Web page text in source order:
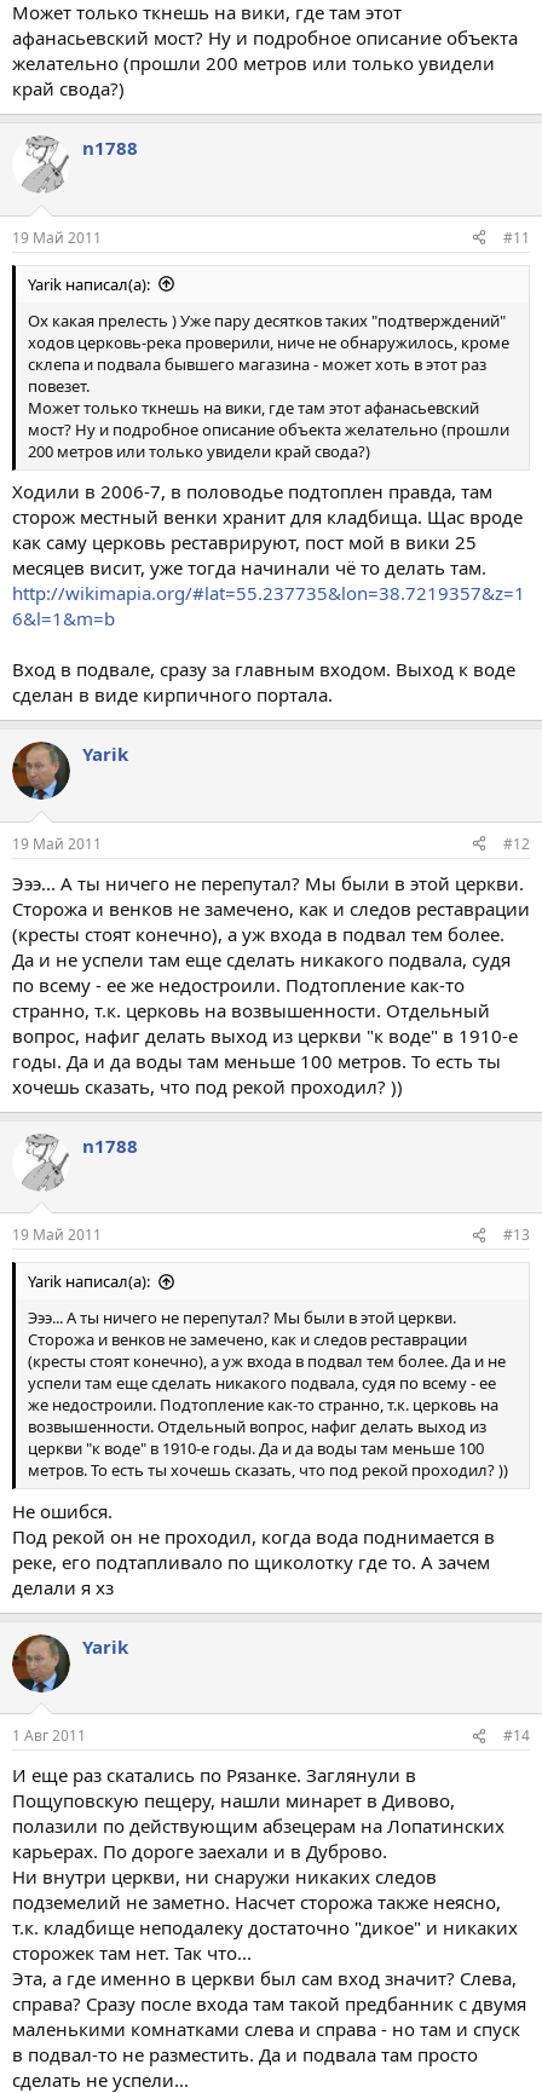
Может только ткнешь на вики, где там этот
афанасьевский мост? Ну и подробное описание объекта
желательно (прошли 200 метров или только увидели
край свода?)
n1788
19 Май 2011 #11
Yarik написал(а):
Ох какая прелесть ) Уже пару десятков таких "подтверждений"
ходов церковь-река проверили, ниче не обнаружилось, кроме
склепа и подвала бывшего магазина - может хоть в этот раз
повезет.
Может только ткнешь на вики, где там этот афанасьевский
мост? Ну и подробное описание объекта желательно (прошли
200 метров или только увидели край свода?)
Ходили в 2006-7, в половодье подтоплен правда, там
сторож местный венки хранит для кладбища. Щас вроде
как саму церковь реставрируют, пост мой в вики 25
месяцев висит, уже тогда начинали чё то делать там.
http://wikimapia.org/#lat=55.237735&lon=38.7219357&z=1
6&l=1&m=b
Вход в подвале, сразу за главным входом. Выход к воде
сделан в виде кирпичного портала.
Yarik
19 Май 2011 #12
Эээ... А ты ничего не перепутал? Мы были в этой церкви.
Сторожа и венков не замечено, как и следов реставрации
(кресты стоят конечно), а уж входа в подвал тем более.
Да и не успели там еще сделать никакого подвала, судя
по всему - ее же недостроили. Подтопление как-то
странно, т.к. церковь на возвышенности. Отдельный
вопрос, нафиг делать выход из церкви "к воде" в 1910-е
годы. Да и да воды там меньше 100 метров. То есть ты
хочешь сказать, что под рекой проходил? ))
n1788
19 Май 2011 #13
Yarik написал(а):
Эээ... А ты ничего не перепутал? Мы были в этой церкви.
Сторожа и венков не замечено, как и следов реставрации
(кресты стоят конечно), а уж входа в подвал тем более. Да и не
успели там еще сделать никакого подвала, судя по всему - ее
же недостроили. Подтопление как-то странно, т.к. церковь на
возвышенности. Отдельный вопрос, нафиг делать выход из
церкви "к воде" в 1910-е годы. Да и да воды там меньше 100
метров. То есть ты хочешь сказать, что под рекой проходил? ))
Не ошибся.
Под рекой он не проходил, когда вода поднимается в
реке, его подтапливало по щиколотку где то. А зачем
делали я хз
Yarik
1 Авг 2011 #14
И еще раз скатались по Рязанке. Заглянули в
Пощуповскую пещеру, нашли минарет в Дивово,
полазили по действующим абзецерам на Лопатинских
карьерах. По дороге заехали и в Дуброво.
Ни внутри церкви, ни снаружи никаких следов
подземелий не заметно. Насчет сторожа также неясно,
т.к. кладбище неподалеку достаточно "дикое" и никаких
сторожек там нет. Так что...
Эта, а где именно в церкви был сам вход значит? Слева,
справа? Сразу после входа там такой предбанник с двумя
маленькими комнатками слева и справа - но там и спуск
в подвал-то не разместить. Да и подвала там просто
сделать не успели...